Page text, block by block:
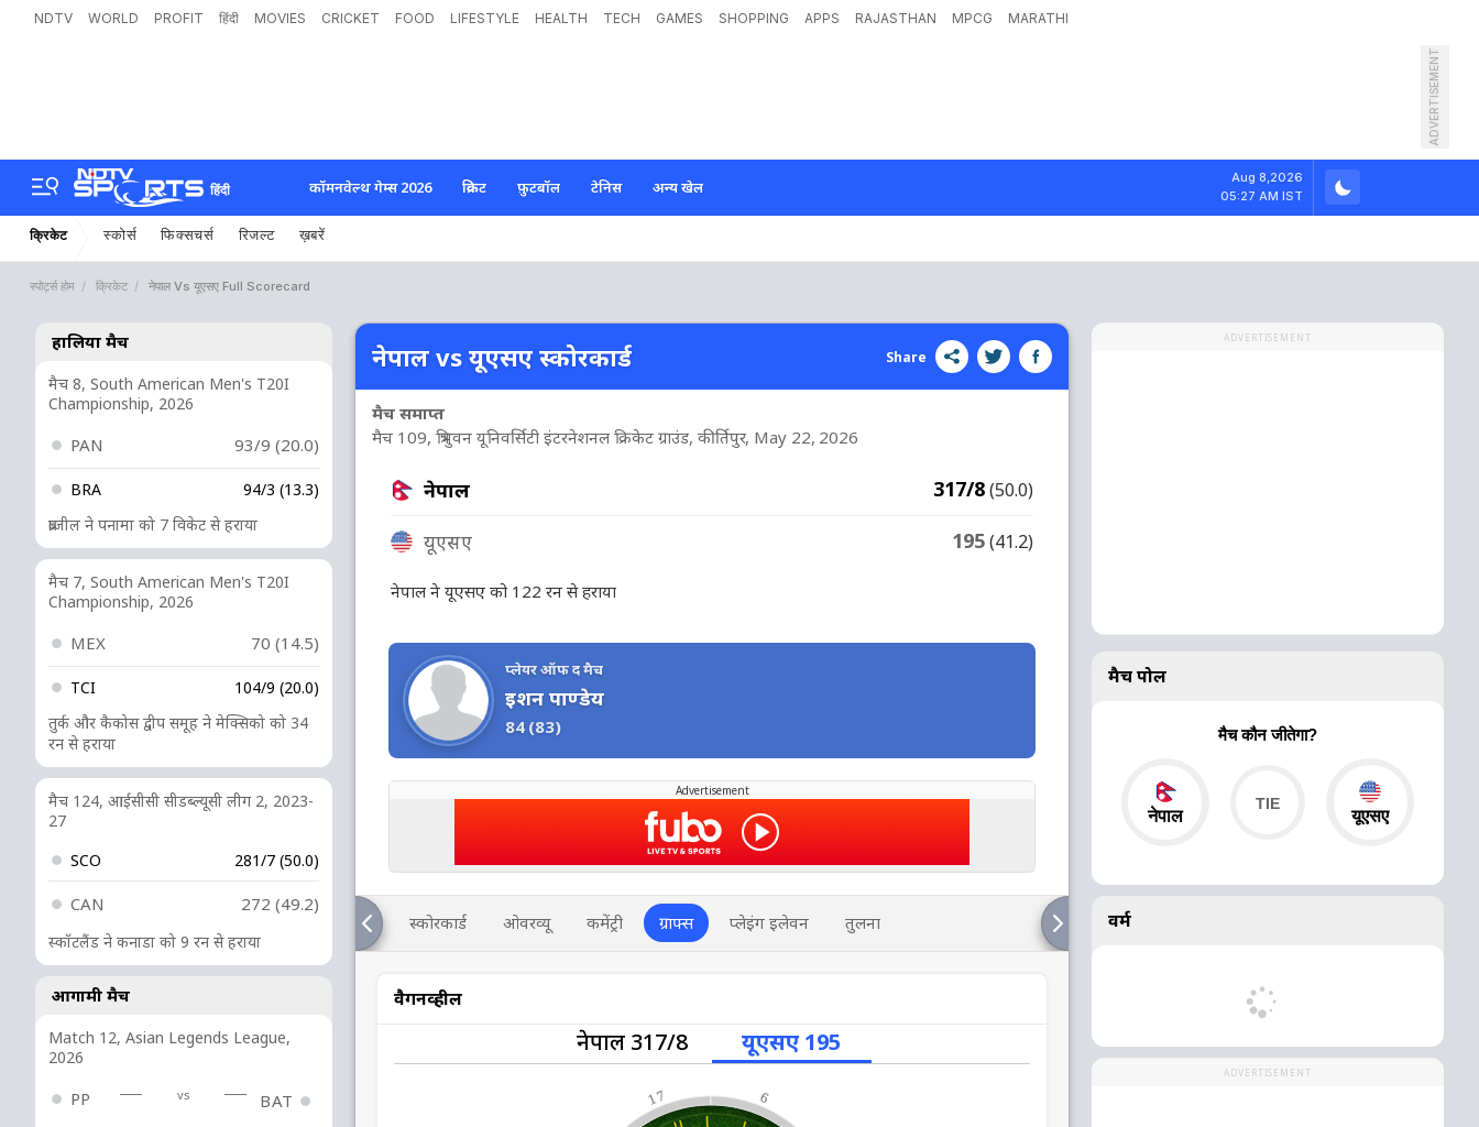
NDTV WORLD PROFIT हिंदी MOVIES CRICKET FOOD LIFESTYLE HEALTH TECH GAMES SHOPPING APPS RAJASTHAN MPCG MARATHI
ADVERTISEMENT
हिंदी कॉमनवेल्थ गेम्स 2026 क्रिकेट फ़ुटबॉल टेनिस अन्य खेल
Aug 8,2026
05:27 AM IST
क्रिकेट स्कोर्स फिक्सचर्स रिजल्ट ख़बरें
स्पोर्ट्स होम क्रिकेट नेपाल Vs यूएसए Full Scorecard
हालिया मैच
मैच 8, South American Men's T20I
Championship, 2026
PAN 93/9 (20.0)
BRA
94/3 (13.3)
ब्राजील ने पनामा को 7 विकेट से हराया
मैच 7, South American Men's T20I
Championship, 2026
MEX 70 (14.5)
TCI
104/9 (20.0)
तुर्क और कैकोस द्वीप समूह ने मेक्सिको को 34
रन से हराया
मैच 124, आईसीसी सीडब्ल्यूसी लीग 2, 2023-
27
SCO
281/7 (50.0)
CAN 272 (49.2)
स्कॉटलैंड ने कनाडा को 9 रन से हराया
आगामी मैच
Match 12, Asian Legends League,
2026
PP vs BAT
नेपाल vs यूएसए स्कोरकार्ड Share
मैच समाप्त
मैच 109, त्रिभुवन यूनिवर्सिटी इंटरनेशनल क्रिकेट ग्राउंड, कीर्तिपुर, May 22, 2026
नेपाल 317/8(50.0)
यूएसए 195(41.2)
नेपाल ने यूएसए को 122 रन से हराया
प्लेयर ऑफ द मैच
इशन पाण्डेय
84 (83)
Advertisement
स्कोरकार्ड ओवरव्यू कमेंट्री ग्राफ्स प्लेइंग इलेवन तुलना
वैगनव्हील
नेपाल 317/8 यूएसए 195
6
17
ADVERTISEMENT
मैच पोल
मैच कौन जीतेगा?
नेपाल यूएसए
वर्म
ADVERTISEMENT